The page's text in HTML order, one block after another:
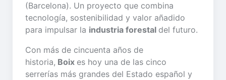
(Barcelona). Un proyecto que combina
tecnología, sostenibilidad y valor añadido
para impulsar la industria forestal del futuro.
Con más de cincuenta años de
historia, Boix es hoy una de las cinco
serrerías más grandes del Estado español y